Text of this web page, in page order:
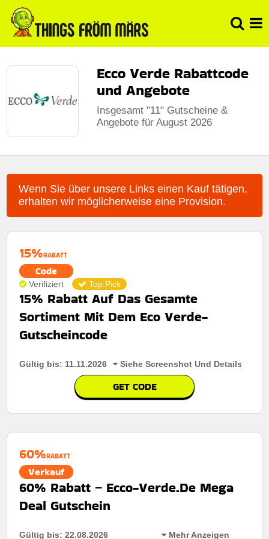
Ecco Verde Rabattcode
und Angebote
Insgesamt "11" Gutscheine &
Angebote für August 2026
Wenn Sie über unsere Links einen Kauf tätigen,
erhalten wir möglicherweise eine Provision.
15%RABATT
Code
Verifiziert Top Pick
15% Rabatt Auf Das Gesamte
Sortiment Mit Dem Eco Verde-
Gutscheincode
Gültig bis: 11.11.2026 Siehe Screenshot Und Details
GET CODE
60%RABATT
Verkauf
60% Rabatt – Ecco-Verde.De Mega
Deal Gutschein
Gültig bis: 22.08.2026 Mehr Anzeigen